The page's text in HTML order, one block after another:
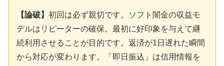
【論破】 初回は必ず親切です。ソフト闇金の収益モ
デルはリピーターの確保。最初に好印象を与えて継
続利用させることが目的です。返済が1日遅れた瞬間
から対応が変わります。「即日振込」は信用情報を